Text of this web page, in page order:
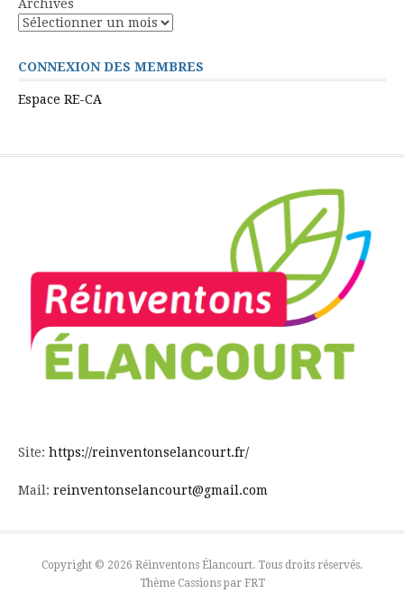
Archives
CONNEXION DES MEMBRES
Espace RE-CA
Site: https://reinventonselancourt.fr/
Mail: reinventonselancourt@gmail.com
Copyright © 2026 Réinventons Élancourt. Tous droits réservés.
Thème Cassions par FRT